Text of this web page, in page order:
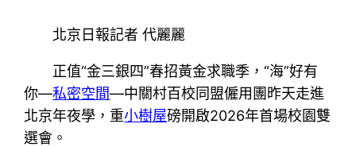
北京日報記者 代麗麗
正值“金三銀四”春招黃金求職季，“海”好有
你—私密空間—中關村百校同盟僱用團昨天走進
北京年夜學，重小樹屋磅開啟2026年首場校園雙
選會。